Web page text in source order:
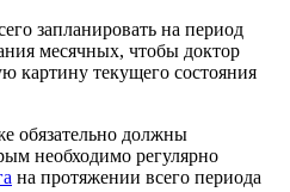
запланировать на период
месячных, чтобы доктор
картину текущего состояния
обязательно должны
необходимо регулярно
на протяжении всего периода